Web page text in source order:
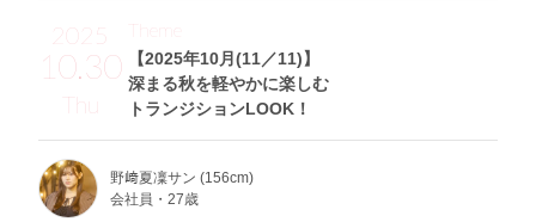
2025
10.30
Thu
【2025年10月(11／11)】
深まる秋を軽やかに楽しむ
トランジションLOOK！
Theme
野﨑夏凜サン (156cm)
会社員・27歳